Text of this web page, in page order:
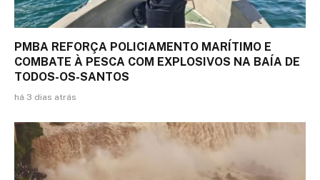
PMBA REFORÇA POLICIAMENTO MARÍTIMO E
COMBATE À PESCA COM EXPLOSIVOS NA BAÍA DE
TODOS-OS-SANTOS
há 3 dias atrás